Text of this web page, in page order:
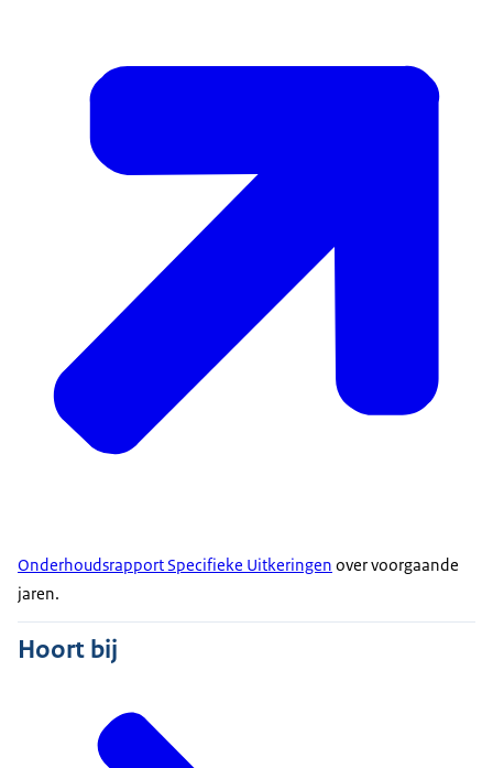
Onderhoudsrapport Specifieke Uitkeringen over voorgaande
jaren.
Hoort bij